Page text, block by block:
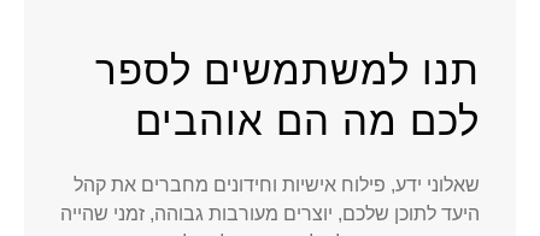
תנו למשתמשים לספר
לכם מה הם אוהבים
שאלוני ידע, פילוח אישיות וחידונים מחברים את קהל
היעד לתוכן שלכם, יוצרים מעורבות גבוהה, זמני שהייה